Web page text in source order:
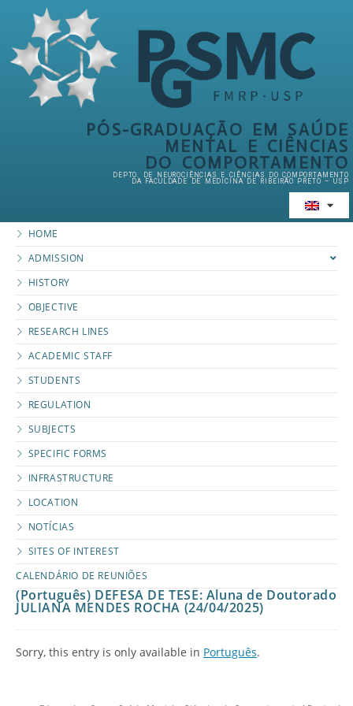
PÓS-GRADUAÇÃO EM SAÚDE
MENTAL E CIÊNCIAS
DO COMPORTAMENTO
DEPTO. DE NEUROCIÊNCIAS E CIÊNCIAS DO COMPORTAMENTO
DA FACULDADE DE MEDICINA DE RIBEIRÃO PRETO – USP
HOME
ADMISSION
HISTORY
OBJECTIVE
RESEARCH LINES
ACADEMIC STAFF
STUDENTS
REGULATION
SUBJECTS
SPECIFIC FORMS
INFRASTRUCTURE
LOCATION
NOTÍCIAS
SITES OF INTEREST
CALENDÁRIO DE REUNIÕES
(Português) DEFESA DE TESE: Aluna de Doutorado
JULIANA MENDES ROCHA (24/04/2025)
Sorry, this entry is only available in Português.